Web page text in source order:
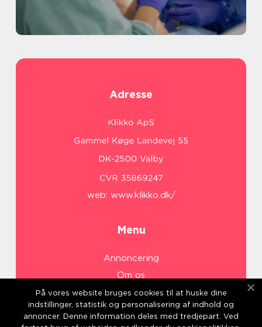
Adresse
web: www.klikko.dk/
Menu
Annoncering
Om os
Cookies
Kontakt os
På vores website bruges cookies til at huske dine
indstillinger, statistik og personalisering af indhold og
annoncer. Denne information deles med tredjepart. Ved